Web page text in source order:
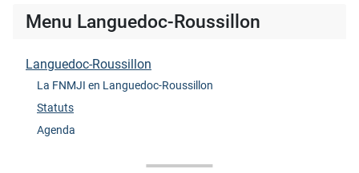
Menu Languedoc-Roussillon
Languedoc-Roussillon
La FNMJI en Languedoc-Roussillon
Statuts
Agenda